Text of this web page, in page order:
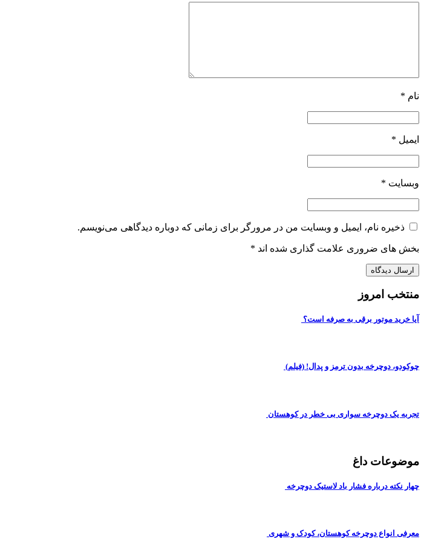
نام *
ایمیل *
وبسایت *
ذخیره نام، ایمیل و وبسایت من در مرورگر برای زمانی که دوباره دیدگاهی می‌نویسم.
بخش های ضروری علامت گذاری شده اند *
منتخب امروز
آیا خرید موتور برقی به صرفه است؟
چوکودو، دوچرخه بدون ترمز و پدال! (فیلم)
تجربه یک دوچرخه سواری بی خطر در کوهستان
موضوعات داغ
چهار نکته درباره فشار باد لاستیک دوچرخه
معرفی انواع دوچرخه کوهستان، کودک و شهری